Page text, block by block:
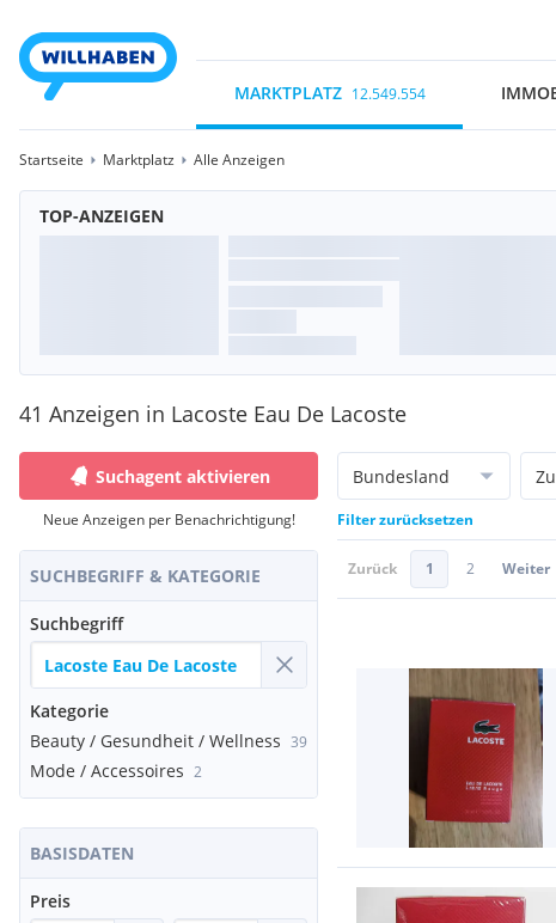
MARKTPLATZ 12.549.554
Startseite Marktplatz Alle Anzeigen
TOP-ANZEIGEN
41 Anzeigen in Lacoste Eau De Lacoste
Suchagent aktivieren
Neue Anzeigen per Benachrichtigung!
SUCHBEGRIFF & KATEGORIE
Suchbegriff
Kategorie
Beauty / Gesundheit / Wellness 39
Mode / Accessoires 2
BASISDATEN
Preis
Bundesland
Filter zurücksetzen
Zurück 1 2 Weiter